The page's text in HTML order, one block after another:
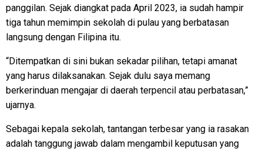
panggilan. Sejak diangkat pada April 2023, ia sudah hampir
tiga tahun memimpin sekolah di pulau yang berbatasan
langsung dengan Filipina itu.
“Ditempatkan di sini bukan sekadar pilihan, tetapi amanat
yang harus dilaksanakan. Sejak dulu saya memang
berkerinduan mengajar di daerah terpencil atau perbatasan,”
ujarnya.
Sebagai kepala sekolah, tantangan terbesar yang ia rasakan
adalah tanggung jawab dalam mengambil keputusan yang